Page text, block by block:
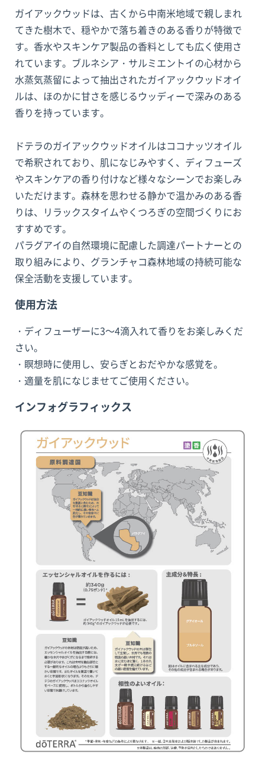
ガイアックウッドは、古くから中南米地域で親しまれ
てきた樹木で、穏やかで落ち着きのある香りが特徴で
す。香水やスキンケア製品の香料としても広く使用さ
れています。ブルネシア・サルミエントイの心材から
水蒸気蒸留によって抽出されたガイアックウッドオイ
ルは、ほのかに甘さを感じるウッディーで深みのある
香りを持っています。
ドテラのガイアックウッドオイルはココナッツオイル
で希釈されており、肌になじみやすく、ディフューズ
やスキンケアの香り付けなど様々なシーンでお楽しみ
いただけます。森林を思わせる静かで温かみのある香
りは、リラックスタイムやくつろぎの空間づくりにお
すすめです。
パラグアイの自然環境に配慮した調達パートナーとの
取り組みにより、グランチャコ森林地域の持続可能な
保全活動を支援しています。
使用方法
・ディフューザーに3〜4滴入れて香りをお楽しみくだ
さい。
・瞑想時に使用し、安らぎとおだやかな感覚を。
・適量を肌になじませてご使用ください。
インフォグラフィックス